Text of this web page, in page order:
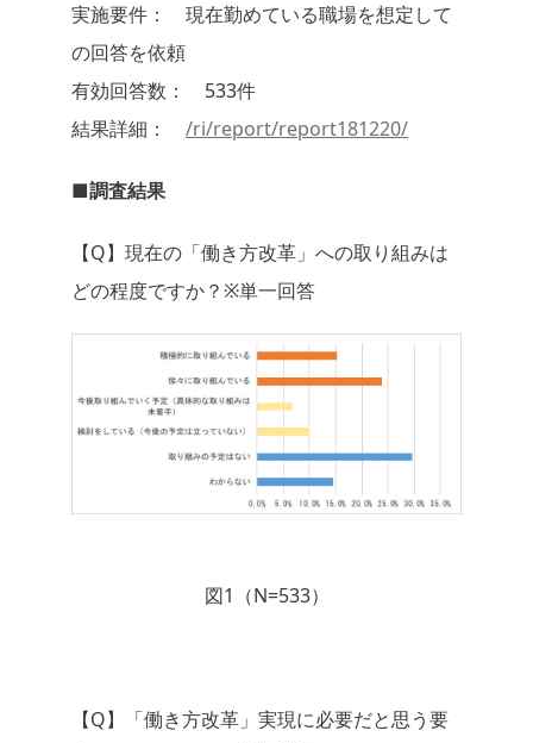
実施要件： 現在勤めている職場を想定して
の回答を依頼
有効回答数： 533件
結果詳細： /ri/report/report181220/
■調査結果
【Q】現在の「働き方改革」への取り組みは
どの程度ですか？※単一回答
図1（N=533）
【Q】「働き方改革」実現に必要だと思う要